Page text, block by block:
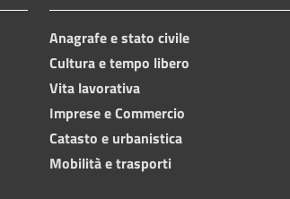
Anagrafe e stato civile
Cultura e tempo libero
Vita lavorativa
Imprese e Commercio
Catasto e urbanistica
Mobilità e trasporti